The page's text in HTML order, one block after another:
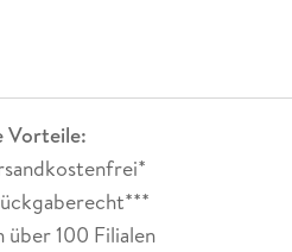
Vorteile:
über 100 Filialen